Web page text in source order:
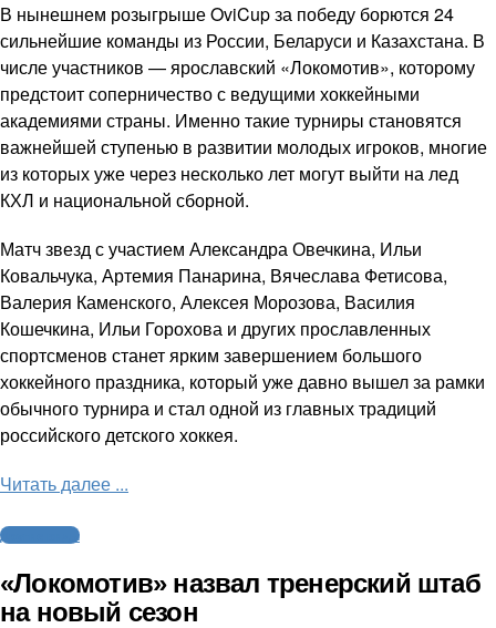
В нынешнем розыгрыше OviCup за победу борются 24
сильнейшие команды из России, Беларуси и Казахстана. В
числе участников — ярославский «Локомотив», которому
предстоит соперничество с ведущими хоккейными
академиями страны. Именно такие турниры становятся
важнейшей ступенью в развитии молодых игроков, многие
из которых уже через несколько лет могут выйти на лед
КХЛ и национальной сборной.
Матч звезд с участием Александра Овечкина, Ильи
Ковальчука, Артемия Панарина, Вячеслава Фетисова,
Валерия Каменского, Алексея Морозова, Василия
Кошечкина, Ильи Горохова и других прославленных
спортсменов станет ярким завершением большого
хоккейного праздника, который уже давно вышел за рамки
обычного турнира и стал одной из главных традиций
российского детского хоккея.
Читать далее ...
Другие виды
«Локомотив» назвал тренерский штаб
на новый сезон